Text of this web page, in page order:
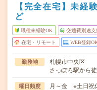
【完全在宅】未経
ど
職種未経験OK 交通費別途支
在宅・リモート WEB登録
勤務地
札幌市中央区
さっぽろ駅から
曜日頻度 月～金 ※土日祝